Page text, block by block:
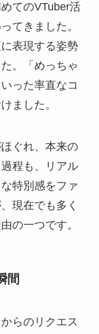
てのVTuber活
てきました。
表現する姿勢
。「めっちゃ
った率直なコ
ました。
ぐれ、本来の
程も、リアル
特別感をファ
現在でも多く
の一つです。
間
らのリクエス